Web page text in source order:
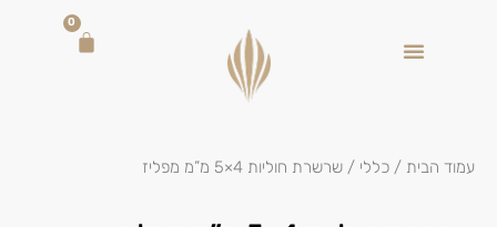
0
עמוד הבית / כללי / שרשרת חוליות 4×5 מ”מ מפליז